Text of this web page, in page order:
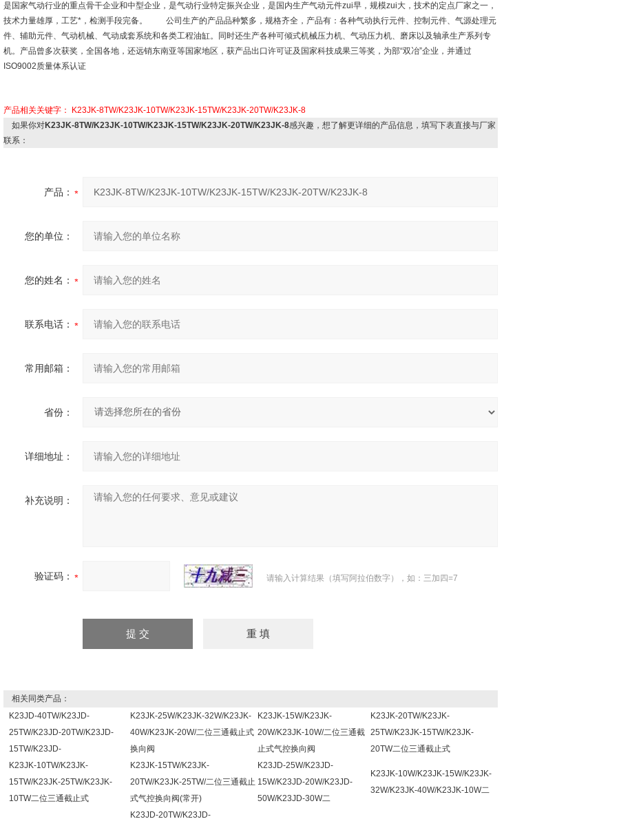
是国家气动行业的重点骨干企业和中型企业，是气动行业特定振兴企业，是国内生产气动元件zui早，规模zui大，技术的定点厂家之一，
技术力量雄厚，工艺*，检测手段完备。 公司生产的产品品种繁多，规格齐全，产品有：各种气动执行元件、控制元件、气源处理元
件、辅助元件、气动机械、气动成套系统和各类工程油缸。同时还生产各种可倾式机械压力机、气动压力机、磨床以及轴承生产系列专
机。产品曾多次获奖，全国各地，还远销东南亚等国家地区，获产品出口许可证及国家科技成果三等奖，为部“双冶”企业，并通过
ISO9002质量体系认证
产品相关关键字：
K23JK-8TW/K23JK-10TW/K23JK-15TW/K23JK-20TW/K23JK-8
如果你对K23JK-8TW/K23JK-10TW/K23JK-15TW/K23JK-20TW/K23JK-8感兴趣，想了解更详细的产品信息，填写下表直接与厂家
联系：
产品：
您的单位：
您的姓名：
联系电话：
常用邮箱：
省份：
详细地址：
补充说明：
验证码： 请输入计算结果（填写阿拉伯数字），如：三加四=7
相关同类产品：
K23JD-40TW/K23JD-
25TW/K23JD-20TW/K23JD-
15TW/K23JD-
K23JK-25W/K23JK-32W/K23JK-
40W/K23JK-20W/二位三通截止式
换向阀
K23JK-15W/K23JK-
20W/K23JK-10W/二位三通截
止式气控换向阀
K23JK-20TW/K23JK-
25TW/K23JK-15TW/K23JK-
20TW二位三通截止式
K23JK-10TW/K23JK-
15TW/K23JK-25TW/K23JK-
10TW二位三通截止式
K23JK-15TW/K23JK-
20TW/K23JK-25TW/二位三通截止
式气控换向阀(常开)
K23JD-25W/K23JD-
15W/K23JD-20W/K23JD-
50W/K23JD-30W二
K23JK-10W/K23JK-15W/K23JK-
32W/K23JK-40W/K23JK-10W二
K23JD-20TW/K23JD-